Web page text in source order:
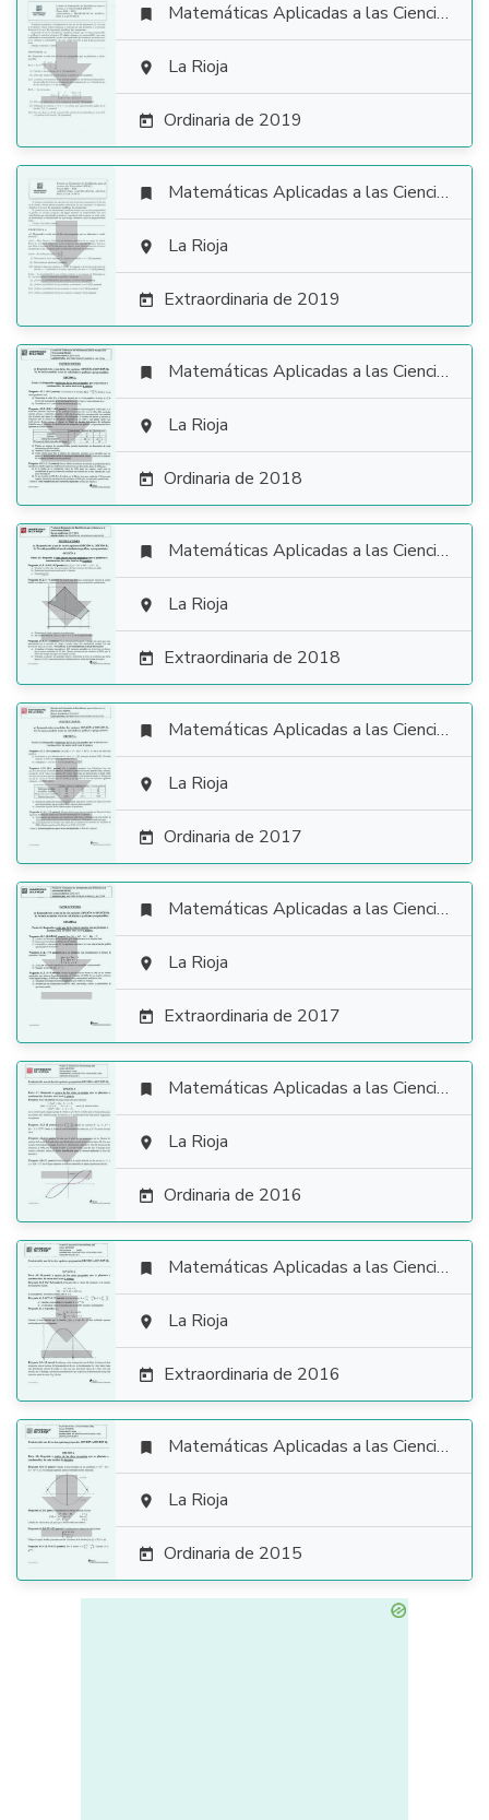

 Matemáticas Aplicadas a las Ciencias Sociales
 La Rioja
 Ordinaria de 2019

 Matemáticas Aplicadas a las Ciencias Sociales
 La Rioja
 Extraordinaria de 2019

 Matemáticas Aplicadas a las Ciencias Sociales
 La Rioja
 Ordinaria de 2018

 Matemáticas Aplicadas a las Ciencias Sociales
 La Rioja
 Extraordinaria de 2018

 Matemáticas Aplicadas a las Ciencias Sociales
 La Rioja
 Ordinaria de 2017

 Matemáticas Aplicadas a las Ciencias Sociales
 La Rioja
 Extraordinaria de 2017

 Matemáticas Aplicadas a las Ciencias Sociales
 La Rioja
 Ordinaria de 2016

 Matemáticas Aplicadas a las Ciencias Sociales
 La Rioja
 Extraordinaria de 2016

 Matemáticas Aplicadas a las Ciencias Sociales
 La Rioja
 Ordinaria de 2015